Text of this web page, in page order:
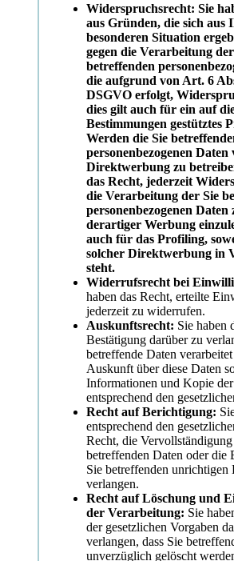
Widerspruchsrecht: Sie
aus Gründen, die sich aus
besonderen Situation
gegen die Verarbeitung
betreffenden
die aufgrund von Art. 6
DSGVO erfolgt,
dies gilt auch für ein auf
Bestimmungen gestütztes
Werden die Sie
personenbezogenen
Direktwerbung zu
das Recht, jederzeit
die Verarbeitung der Sie
personenbezogenen Daten
derartiger Werbung
auch für das Profiling,
solcher Direktwerbung in
steht.
Widerrufsrecht bei
haben das Recht, erteilte
jederzeit zu widerrufen.
Auskunftsrecht: Sie haben
Bestätigung darüber zu
betreffende Daten
Auskunft über diese Daten
Informationen und Kopie
entsprechend den
Recht auf Berichtigung:
entsprechend den
Recht, die
betreffenden Daten oder die
Sie betreffenden unrichtigen
verlangen.
Recht auf Löschung und
der Verarbeitung: Sie
der gesetzlichen Vorgaben
verlangen, dass Sie
unverzüglich gelöscht